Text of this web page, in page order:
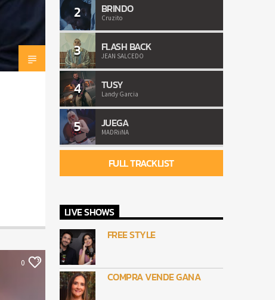
0
2 BRINDO
Cruzito
3 FLASH BACK
JEAN SALCEDO
4 TUSY
Landy Garcia
5 JUEGA
MADRiiNA
FULL TRACKLIST
LIVE SHOWS
FREE STYLE
COMPRA VENDE GANA